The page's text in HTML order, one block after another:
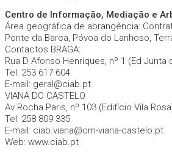
Centro de Informação, Mediação e
Área geográfica de abrangência:
Ponte da Barca, Póvoa do Lanhoso,
Contactos BRAGA:
Rua D Afonso Henriques, nº 1 (Ed
Tel: 253 617 604
E-mail: geral@ciab.pt
VIANA DO CASTELO
Av Rocha Paris, nº 103 (Edifício Vila
Tel: 258 809 335
E-mail: ciab.viana@cm-viana-castelo.pt
Web: www.ciab.pt